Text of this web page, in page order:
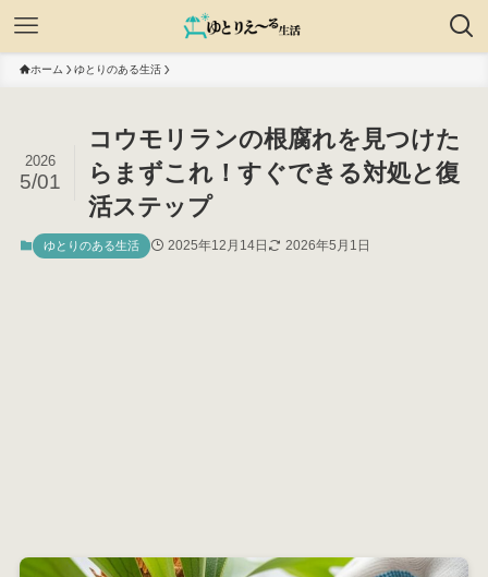
ホーム ゆとりのある生活
コウモリランの根腐れを見つけた
らまずこれ！すぐできる対処と復
活ステップ
2026
5/01
ゆとりのある生活 2025年12月14日 2026年5月1日